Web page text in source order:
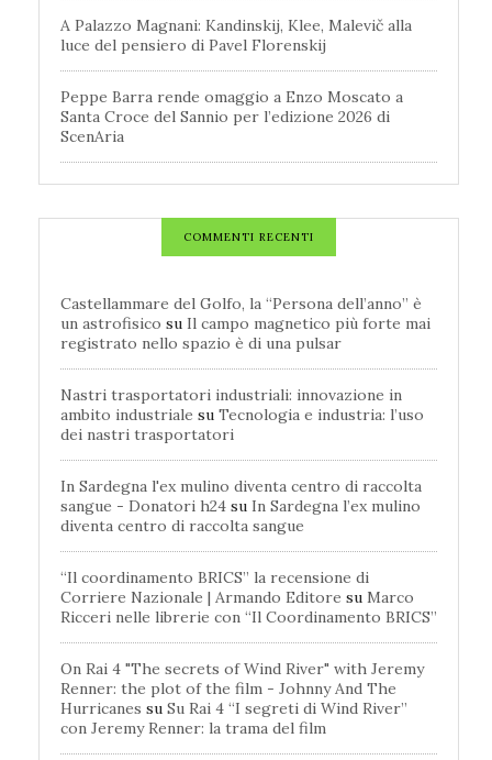
A Palazzo Magnani: Kandinskij, Klee, Malevič alla
luce del pensiero di Pavel Florenskij
Peppe Barra rende omaggio a Enzo Moscato a
Santa Croce del Sannio per l’edizione 2026 di
ScenAria
COMMENTI RECENTI
Castellammare del Golfo, la “Persona dell’anno” è
un astrofisico su Il campo magnetico più forte mai
registrato nello spazio è di una pulsar
Nastri trasportatori industriali: innovazione in
ambito industriale su Tecnologia e industria: l’uso
dei nastri trasportatori
In Sardegna l'ex mulino diventa centro di raccolta
sangue - Donatori h24 su In Sardegna l’ex mulino
diventa centro di raccolta sangue
“Il coordinamento BRICS” la recensione di
Corriere Nazionale | Armando Editore su Marco
Ricceri nelle librerie con “Il Coordinamento BRICS”
On Rai 4 "The secrets of Wind River" with Jeremy
Renner: the plot of the film - Johnny And The
Hurricanes su Su Rai 4 “I segreti di Wind River”
con Jeremy Renner: la trama del film